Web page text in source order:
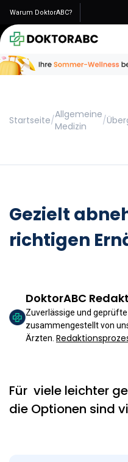
Warum DoktorABC?
Startseite/Allgemeine
Medizin
/
Gezielt
richtigen
DoktorABC
Zuverlässige und
zusammengestellt von
Ärzten.
Für viele leichter
die Optionen sind